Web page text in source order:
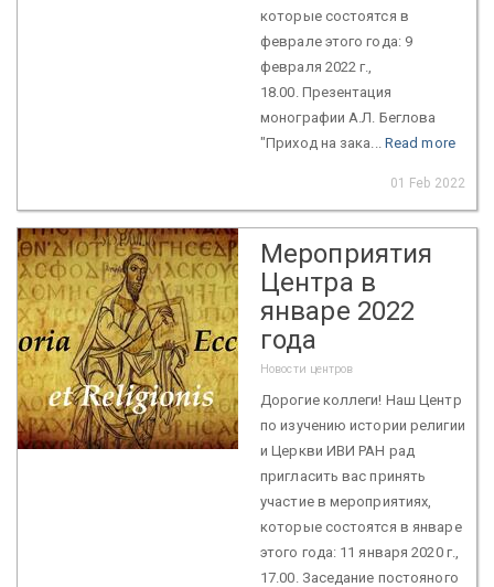
которые состоятся в
феврале этого года: 9
февраля 2022 г.,
18.00. Презентация
монографии А.Л. Беглова
"Приход на зака... Read more
01 Feb 2022
Мероприятия
Центра в
январе 2022
года
Новости центров
Дорогие коллеги! Наш Центр
по изучению истории религии
и Церкви ИВИ РАН рад
пригласить вас принять
участие в мероприятиях,
которые состоятся в январе
этого года: 11 января 2020 г.,
17.00. Заседание постояного